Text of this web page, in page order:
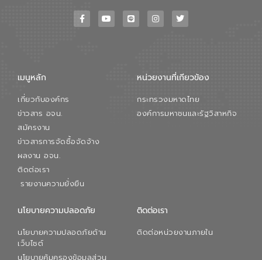
เมนูหลัก
เกี่ยวกับองค์กร
ข่าวสาร อจน.
สมัครงาน
ข่าวสารการจัดซื้อจัดจ้าง
ผลงาน อจน.
ติดต่อเรา
รายงานความยั่งยืน
หน่วยงานที่เกียวข้อง
กระทรวงมหาดไทย
องค์การมหาชนและรัฐวิสาหกิจ
นโยบายความปลอดภัย
นโยบายความปลอดภัยด้าน
เว็บไซต์
นโยบายคุ้มครองข้อมูลส่วน
ติดต่อเรา
ติดต่อหน่วยงานภายใน